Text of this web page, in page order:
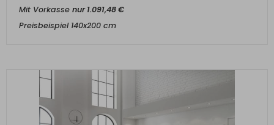
Mit Vorkasse nur1.091,48€
Preisbeispiel 140x200 cm